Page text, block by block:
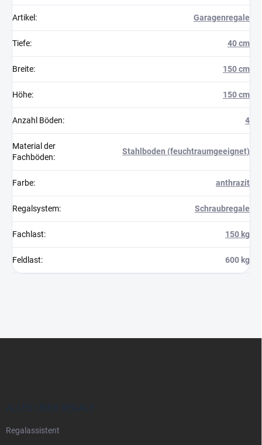
Artikel : Garagenregale
Tiefe: 40 cm
Breite: 150 cm
Höhe: 150 cm
Anzahl Böden: 4
Material der
Fachböden:
Stahlboden (feuchtraumgeeignet)
Farbe: anthrazit
Regalsystem: Schraubregale
Fachlast: 150 kg
Feldlast: 600 kg
ALLES ÜBER REGALE
Regalassistent